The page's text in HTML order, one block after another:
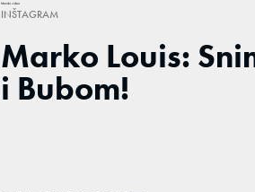
Mondo video
INŠTAGRAM
Marko Louis:
i Bubom!